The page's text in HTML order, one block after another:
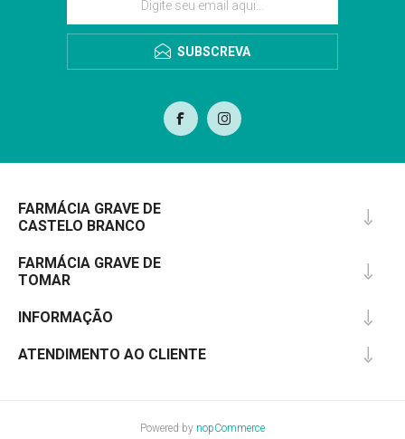
SUBSCREVA
FARMÁCIA GRAVE DE
CASTELO BRANCO
FARMÁCIA GRAVE DE
TOMAR
INFORMAÇÃO
ATENDIMENTO AO CLIENTE
Powered by nopCommerce